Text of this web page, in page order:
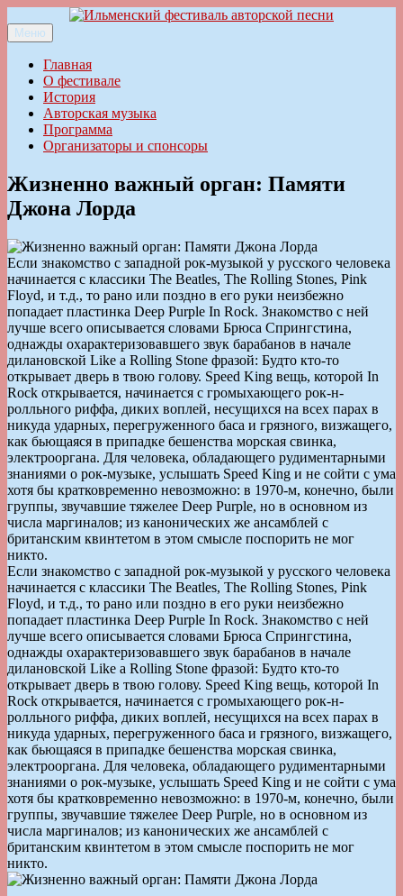
к
содержимому
Ильменский фестиваль авторской песни
Меню
Главная
О фестивале
История
Авторская музыка
Программа
Организаторы и спонсоры
Жизненно важный орган: Памяти
Джона Лорда
Если знакомство с западной рок-музыкой у русского человека
начинается с классики The Beatles, The Rolling Stones, Pink
Floyd, и т.д., то рано или поздно в его руки неизбежно
попадает пластинка Deep Purple In Rock. Знакомство с ней
лучше всего описывается словами Брюса Спрингстина,
однажды охарактеризовавшего звук барабанов в начале
дилановской Like a Rolling Stone фразой: Будто кто-то
открывает дверь в твою голову. Speed King вещь, которой In
Rock открывается, начинается с громыхающего рок-н-
ролльного риффа, диких воплей, несущихся на всех парах в
никуда ударных, перегруженного баса и грязного, визжащего,
как бьющаяся в припадке бешенства морская свинка,
электрооргана. Для человека, обладающего рудиментарными
знаниями о рок-музыке, услышать Speed King и не сойти с ума
хотя бы кратковременно невозможно: в 1970-м, конечно, были
группы, звучавшие тяжелее Deep Purple, но в основном из
числа маргиналов; из канонических же ансамблей с
британским квинтетом в этом смысле поспорить не мог
никто.
Если знакомство с западной рок-музыкой у русского человека
начинается с классики The Beatles, The Rolling Stones, Pink
Floyd, и т.д., то рано или поздно в его руки неизбежно
попадает пластинка Deep Purple In Rock. Знакомство с ней
лучше всего описывается словами Брюса Спрингстина,
однажды охарактеризовавшего звук барабанов в начале
дилановской Like a Rolling Stone фразой: Будто кто-то
открывает дверь в твою голову. Speed King вещь, которой In
Rock открывается, начинается с громыхающего рок-н-
ролльного риффа, диких воплей, несущихся на всех парах в
никуда ударных, перегруженного баса и грязного, визжащего,
как бьющаяся в припадке бешенства морская свинка,
электрооргана. Для человека, обладающего рудиментарными
знаниями о рок-музыке, услышать Speed King и не сойти с ума
хотя бы кратковременно невозможно: в 1970-м, конечно, были
группы, звучавшие тяжелее Deep Purple, но в основном из
числа маргиналов; из канонических же ансамблей с
британским квинтетом в этом смысле поспорить не мог
никто.